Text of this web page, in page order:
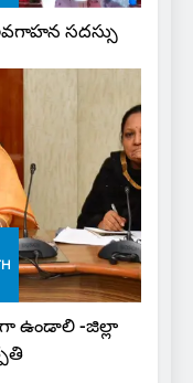
వ్యతిరేక దినోత్సవం పై అవగాహన సదస్సు
ఉండాలి -జిల్లా